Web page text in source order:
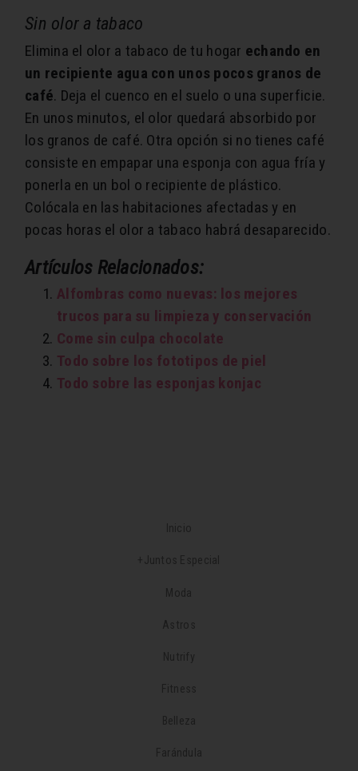
Sin olor a tabaco
Elimina el olor a tabaco de tu hogar echando en
un recipiente agua con unos pocos granos de
café. Deja el cuenco en el suelo o una superficie.
En unos minutos, el olor quedará absorbido por
los granos de café. Otra opción si no tienes café
consiste en empapar una esponja con agua fría y
ponerla en un bol o recipiente de plástico.
Colócala en las habitaciones afectadas y en
pocas horas el olor a tabaco habrá desaparecido.
Artículos Relacionados:
Alfombras como nuevas: los mejores
trucos para su limpieza y conservación
Come sin culpa chocolate
Todo sobre los fototipos de piel
Todo sobre las esponjas konjac
Inicio
+Juntos Especial
Moda
Astros
Nutrify
Fitness
Belleza
Farándula